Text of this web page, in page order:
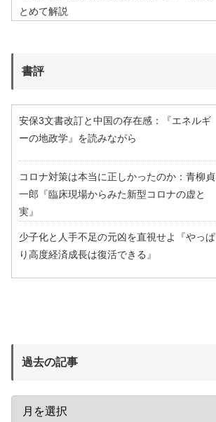
とめて解説
書評
安保3文書改訂と中国の存在感：『エネルギ
ーの地政学』を読みながら
コロナ対策は本当に正しかったのか：青柳貞
一郎『臨床現場からみた新型コロナの虚と
実』
少子化と人手不足の元凶を直視せよ『やっぱ
り高度経済成長は復活できる』
過去の記事